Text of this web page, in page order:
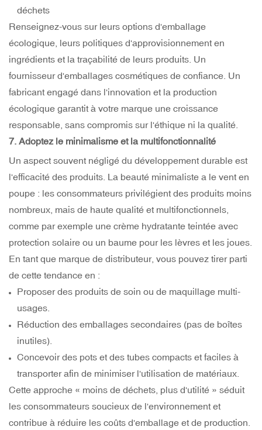
déchets
Renseignez-vous sur leurs options d'emballage
écologique, leurs politiques d'approvisionnement en
ingrédients et la traçabilité de leurs produits. Un
fournisseur d'emballages cosmétiques de confiance. Un
fabricant engagé dans l'innovation et la production
écologique garantit à votre marque une croissance
responsable, sans compromis sur l'éthique ni la qualité.
7. Adoptez le minimalisme et la multifonctionnalité
Un aspect souvent négligé du développement durable est
l'efficacité des produits. La beauté minimaliste a le vent en
poupe : les consommateurs privilégient des produits moins
nombreux, mais de haute qualité et multifonctionnels,
comme par exemple une crème hydratante teintée avec
protection solaire ou un baume pour les lèvres et les joues.
En tant que marque de distributeur, vous pouvez tirer parti
de cette tendance en :
Proposer des produits de soin ou de maquillage multi-
usages.
Réduction des emballages secondaires (pas de boîtes
inutiles).
Concevoir des pots et des tubes compacts et faciles à
transporter afin de minimiser l'utilisation de matériaux.
Cette approche « moins de déchets, plus d'utilité » séduit
les consommateurs soucieux de l'environnement et
contribue à réduire les coûts d'emballage et de production.